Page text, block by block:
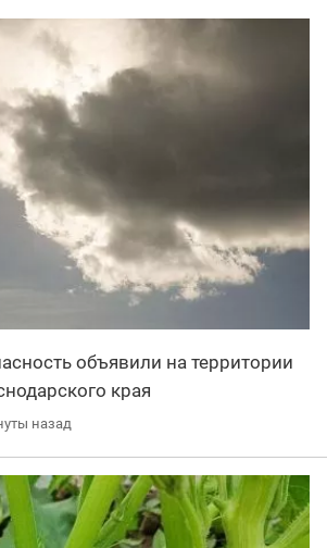
объявили на территории
края
назад